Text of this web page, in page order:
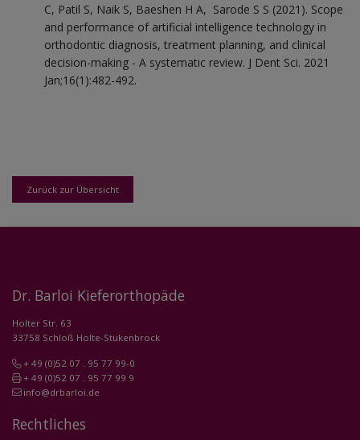
Zurück zur Übersicht
C, Patil S, Naik S, Baeshen H A, Sarode S S (2021). Scope
and performance of artificial intelligence technology in
orthodontic diagnosis, treatment planning, and clinical
decision-making - A systematic review. J Dent Sci. 2021
Jan;16(1):482-492.
Dr. Barloi Kieferorthopäde
Holter Str. 63
33758 Schloß Holte-Stukenbrock
+ 49 (0)52 07 . 95 77 99-0
+ 49 (0)52 07 . 95 77 99 9
info@drbarloi.de
Rechtliches